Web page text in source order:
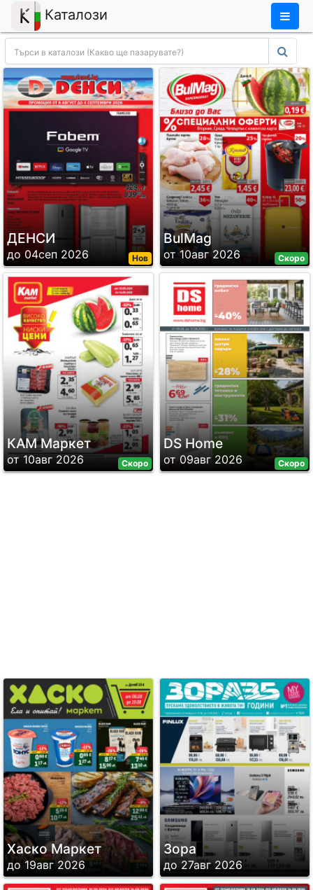
Каталози ×
Нов
ДЕНСИ
до 04сеп 2026 Скоро
BulMag
от 10авг 2026
Скоро
КАМ Маркет
от 10авг 2026 Скоро
DS Home
от 09авг 2026
Хаско Маркет
до 19авг 2026
Зора
до 27авг 2026